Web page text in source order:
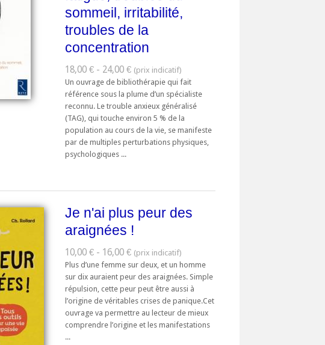
sommeil, irritabilité,
troubles de la
concentration
18,00 € - 24,00 €
Un ouvrage de bibliothérapie qui fait
référence sous la plume d’un spécialiste
reconnu. Le trouble anxieux généralisé
(TAG), qui touche environ 5 % de la
population au cours de la vie, se manifeste
par de multiples perturbations physiques,
psychologiques ...
Je n'ai plus peur des
araignées !
10,00 € - 16,00 €
Plus d’une femme sur deux, et un homme
sur dix auraient peur des araignées. Simple
répulsion, cette peur peut être aussi à
l’origine de véritables crises de panique.Cet
ouvrage va permettre au lecteur de mieux
comprendre l’origine et les manifestations
...